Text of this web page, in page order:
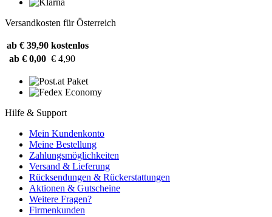
Versandkosten für Österreich
ab € 39,90 kostenlos
ab € 0,00 € 4,90
Hilfe & Support
Mein Kundenkonto
Meine Bestellung
Zahlungsmöglichkeiten
Versand & Lieferung
Rücksendungen & Rückerstattungen
Aktionen & Gutscheine
Weitere Fragen?
Firmenkunden